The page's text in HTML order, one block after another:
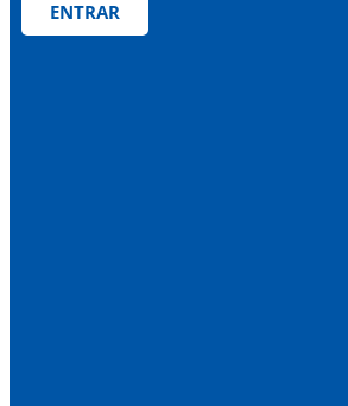
ENTRAR